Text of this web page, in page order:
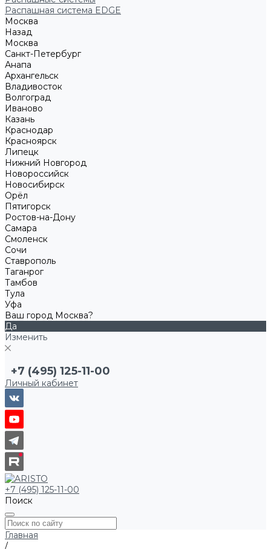
Распашная система EDGE
Москва
Назад
Москва
Санкт-Петербург
Анапа
Архангельск
Владивосток
Волгоград
Иваново
Казань
Краснодар
Красноярск
Липецк
Нижний Новгород
Новороссийск
Новосибирск
Орёл
Пятигорск
Ростов-на-Дону
Самара
Смоленск
Сочи
Ставрополь
Таганрог
Тамбов
Тула
Уфа
Ваш город Москва?
Да
Изменить
+7 (495) 125-11-00
Личный кабинет
+7 (495) 125-11-00
Поиск
Главная
/